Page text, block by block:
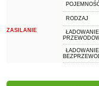
ZASILANIE
RODZAJ
ŁADOWANIE
ŁADOWANIE